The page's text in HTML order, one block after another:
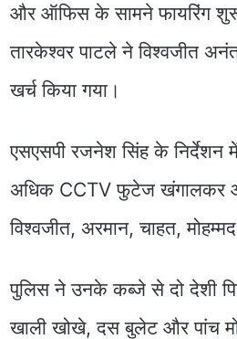
और ऑफिस के सामने फायरिंग शुरू
तारकेश्वर पाटले ने विश्वजीत
खर्च किया गया।
एसएसपी रजनेश सिंह के निर्देशन
अधिक CCTV फुटेज खंगालकर
विश्वजीत, अरमान, चाहत,
पुलिस ने उनके कब्जे से दो देशी
खाली खोखे, दस बुलेट और पांच